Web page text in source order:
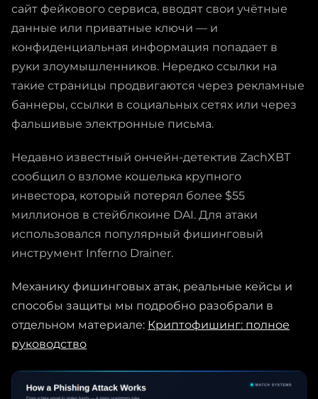
сайт фейкового сервиса, вводят свои учётные
данные или приватные ключи — и
конфиденциальная информация попадает в
руки злоумышленников. Нередко ссылки на
такие страницы продвигаются через рекламные
баннеры, ссылки в социальных сетях или через
фальшивые электронные письма.
Недавно известный ончейн-детектив ZachXBT
сообщил о взломе кошелька крупного
инвестора, который потерял более $55
миллионов в стейблкоине DAI. Для атаки
использовался популярный фишинговый
инструмент Inferno Drainer.
Механику фишинговых атак, реальные кейсы и
способы защиты мы подробно разобрали в
отдельном материале: Криптофишинг: полное
руководство